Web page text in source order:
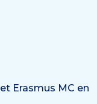
Erasmus MC en